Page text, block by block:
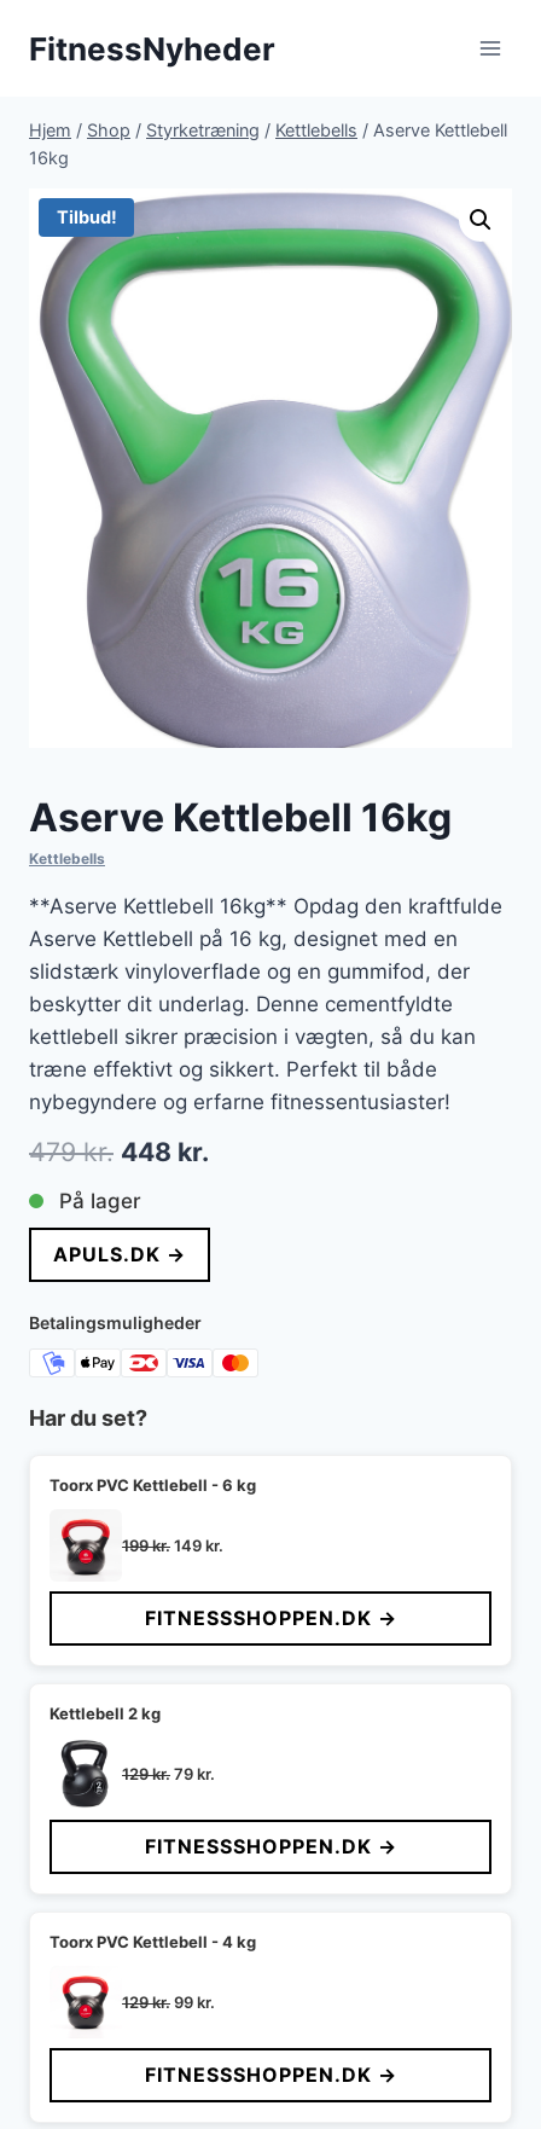
FitnessNyheder
Hjem / Shop / Styrketræning / Kettlebells / Aserve Kettlebell
16kg
Tilbud!
Aserve Kettlebell 16kg
Kettlebells
**Aserve Kettlebell 16kg** Opdag den kraftfulde
Aserve Kettlebell på 16 kg, designet med en
slidstærk vinyloverflade og en gummifod, der
beskytter dit underlag. Denne cementfyldte
kettlebell sikrer præcision i vægten, så du kan
træne effektivt og sikkert. Perfekt til både
nybegyndere og erfarne fitnessentusiaster!
479kr. Den
oprindelige
pris
var:
479 kr..
448 kr.
pris
På lager
APULS.DK →
Betalingsmuligheder
Har du set?
Toorx PVC Kettlebell - 6 kg
199kr.Den
pris
var:
199 kr..
149kr.
pris
er:
149 kr..
FITNESSSHOPPEN.DK →
Kettlebell 2 kg
129kr.Den
pris
var:
129 kr..
79kr.
pris
er:
79 kr..
FITNESSSHOPPEN.DK →
Toorx PVC Kettlebell - 4 kg
129kr.Den
pris
var:
129 kr..
99kr.
pris
er:
99 kr..
FITNESSSHOPPEN.DK →